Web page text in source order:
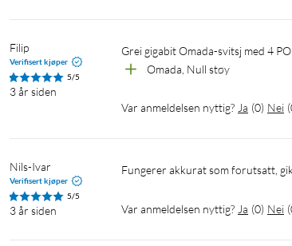
Filip
Verifisert kjøper
5/5
3 år siden
Grei gigabit Omada-svitsj med 4
Omada, Null støy
Var anmeldelsen nyttig? Ja (0) Nei (
Nils-Ivar
Verifisert kjøper
5/5
3 år siden
Fungerer akkurat som forutsatt,
Var anmeldelsen nyttig? Ja (0) Nei (